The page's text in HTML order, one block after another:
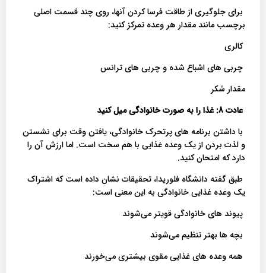
برای جلوگیری از طاقت فرسا کردن آنها، روی چند قسمت اصلی
برچسب مانند مقدار هر وعده تمرکز کنید:
کالری
چربی های اشباع شده و چربی های ترانس
مقدار شکر
عادت 8: غذا را به صورت خانوادگی میل کنید
با داشتن برنامه های پرتحرک خانوادگی، یافتن وقت برای نشستن
و لذت بردن از یک وعده غذایی با هم سخت است. اما ارزش آن را
دارد که امتحان کنید.
طبق گفته دانشگاه فلوریدا، تحقیقات نشان داده است که اشتراک
یک وعده غذایی خانوادگی به این معنی است:
پیوند های خانوادگی قویتر می‌شوند
بچه ها بهتر تنظیم می‌شوند
همه وعده های غذایی مقوی بیشتری می‌خورند